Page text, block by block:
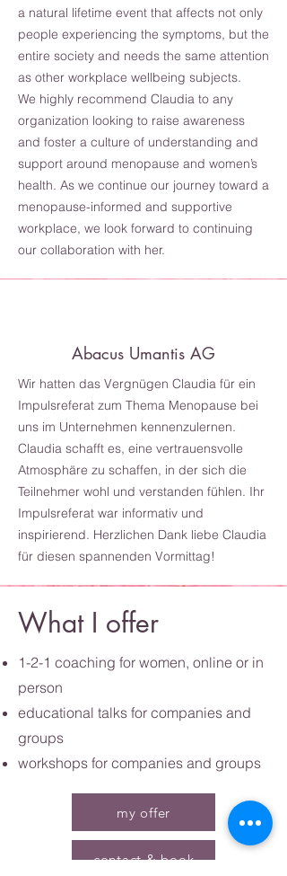
a natural lifetime event that affects not only
people experiencing the symptoms, but the
entire society and needs the same attention
as other workplace wellbeing subjects.
We highly recommend Claudia to any
organization looking to raise awareness
and foster a culture of understanding and
support around menopause and women’s
health. As we continue our journey toward a
menopause-informed and supportive
workplace, we look forward to continuing
our collaboration with her.
Abacus Umantis AG
Wir hatten das Vergnügen Claudia für ein
Impulsreferat zum Thema Menopause bei
uns im Unternehmen kennenzulernen.
Claudia schafft es, eine vertrauensvolle
Atmosphäre zu schaffen, in der sich die
Teilnehmer wohl und verstanden fühlen. Ihr
Impulsreferat war informativ und
inspirierend. Herzlichen Dank liebe Claudia
für diesen spannenden Vormittag!
What I offer
1-2-1 coaching for women, online or in
person
educational talks for companies and
groups
workshops for companies and groups
my offer
contact & book